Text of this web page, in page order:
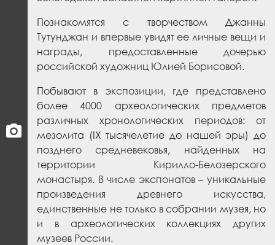
Познакомятся с творчеством Джанны
Тутунджан и впервые увидят ее личные вещи и
награды, предоставленные дочерью
российской художниц Юлией Борисовой.
Побывают в экспозиции, где представлено
более 4000 археологических предметов
различных хронологических периодов: от
мезолита (IX тысячелетие до нашей эры) до
позднего средневековья, найденных на
территории Кирилло-Белозерского
монастыря. В числе экспонатов – уникальные
произведения древнего искусства,
единственные не только в собрании музея, но
и в археологических коллекциях других
музеев России.